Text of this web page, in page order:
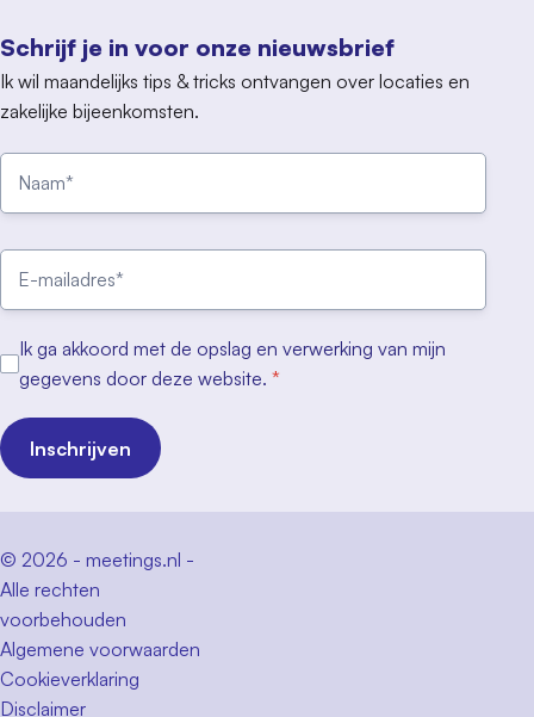
Schrijf je in voor onze nieuwsbrief
Ik wil maandelijks tips & tricks ontvangen over locaties en
zakelijke bijeenkomsten.
Ik ga akkoord met de opslag en verwerking van mijn
gegevens door deze website. *
Inschrijven
© 2026 - meetings.nl -
Alle rechten
voorbehouden
Algemene voorwaarden
Cookieverklaring
Disclaimer